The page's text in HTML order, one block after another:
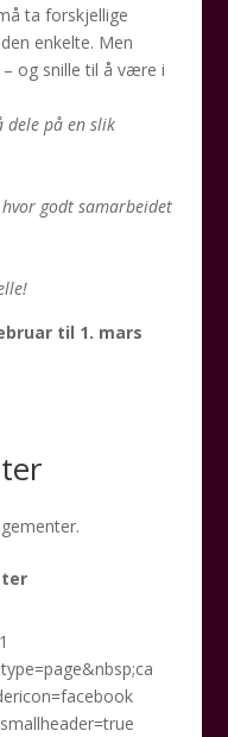
ta forskjellige
enkelte. Men
og snille til å være i
dele på en slik
godt samarbeidet
til 1. mars